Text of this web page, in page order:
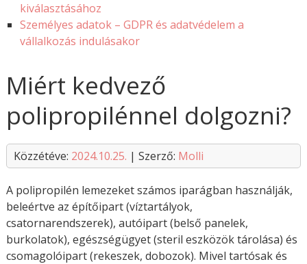
kiválasztásához
Személyes adatok – GDPR és adatvédelem a
vállalkozás indulásakor
Miért kedvező
polipropilénnel dolgozni?
Közzétéve: 2024.10.25. | Szerző: Molli
A polipropilén lemezeket számos iparágban használják,
beleértve az építőipart (víztartályok,
csatornarendszerek), autóipart (belső panelek,
burkolatok), egészségügyet (steril eszközök tárolása) és
csomagolóipart (rekeszek, dobozok). Mivel tartósak és